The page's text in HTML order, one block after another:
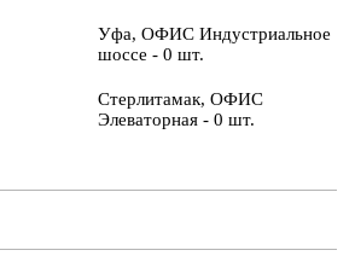
Уфа, ОФИС Индустриальное
шоссе - 0 шт.
Стерлитамак, ОФИС
Элеваторная - 0 шт.